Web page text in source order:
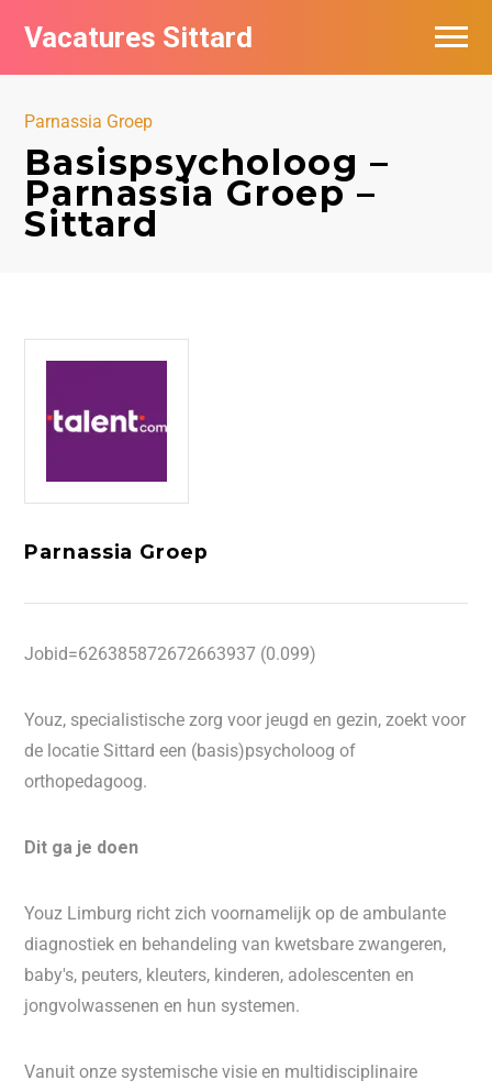
Vacatures Sittard
Parnassia Groep
Basispsycholoog –
Parnassia Groep –
Sittard
Parnassia Groep
Jobid=626385872672663937 (0.099)
Youz, specialistische zorg voor jeugd en gezin, zoekt voor
de locatie Sittard een (basis)psycholoog of
orthopedagoog.
Dit ga je doen
Youz Limburg richt zich voornamelijk op de ambulante
diagnostiek en behandeling van kwetsbare zwangeren,
baby's, peuters, kleuters, kinderen, adolescenten en
jongvolwassenen en hun systemen.
Vanuit onze systemische visie en multidisciplinaire
Vacatures per bedrijf
De populairste vacatures in Sittard